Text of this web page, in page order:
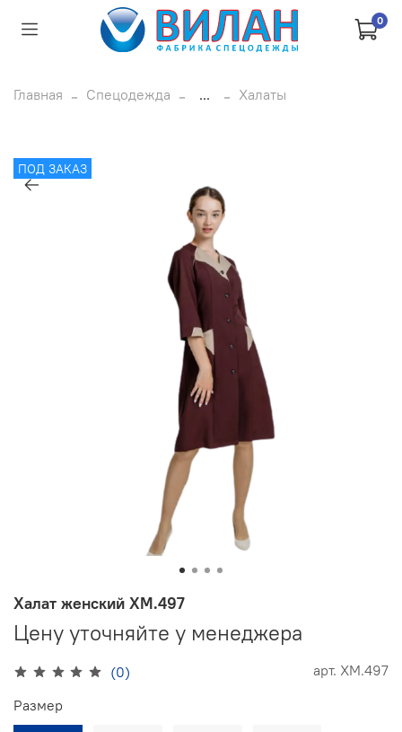
0
Главная Спецодежда ... Халаты
ПОД ЗАКАЗ
(0) арт. ХМ.497
Халат женский ХМ.497
Цену уточняйте у менеджера
Размер